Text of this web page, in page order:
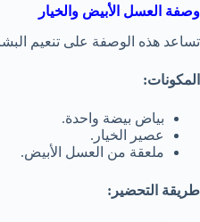
وصفة العسل الأبيض والخيار
تساعد هذه الوصفة على تنعيم
المكونات:
بياض بيضة واحدة.
عصير الخيار.
ملعقة من العسل الأبيض.
طريقة التحضير: